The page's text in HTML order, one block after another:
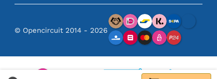
© Opencircuit 2014 - 2026